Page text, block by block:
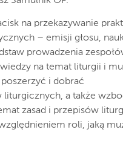
na przekazywanie
– emisji głosu,
prowadzenia
na temat liturgii i
i dobrać
liturgicznych, a także
zasad i przepisów
roli, jaką